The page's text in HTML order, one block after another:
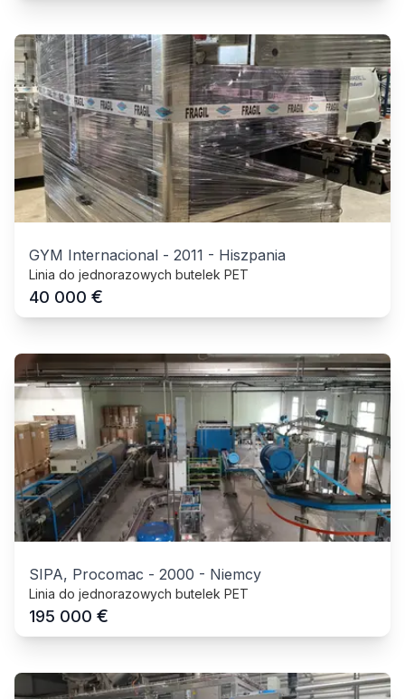
GYM Internacional - 2011 - Hiszpania
Linia do jednorazowych butelek PET
40 000 €
SIPA, Procomac - 2000 - Niemcy
Linia do jednorazowych butelek PET
195 000 €